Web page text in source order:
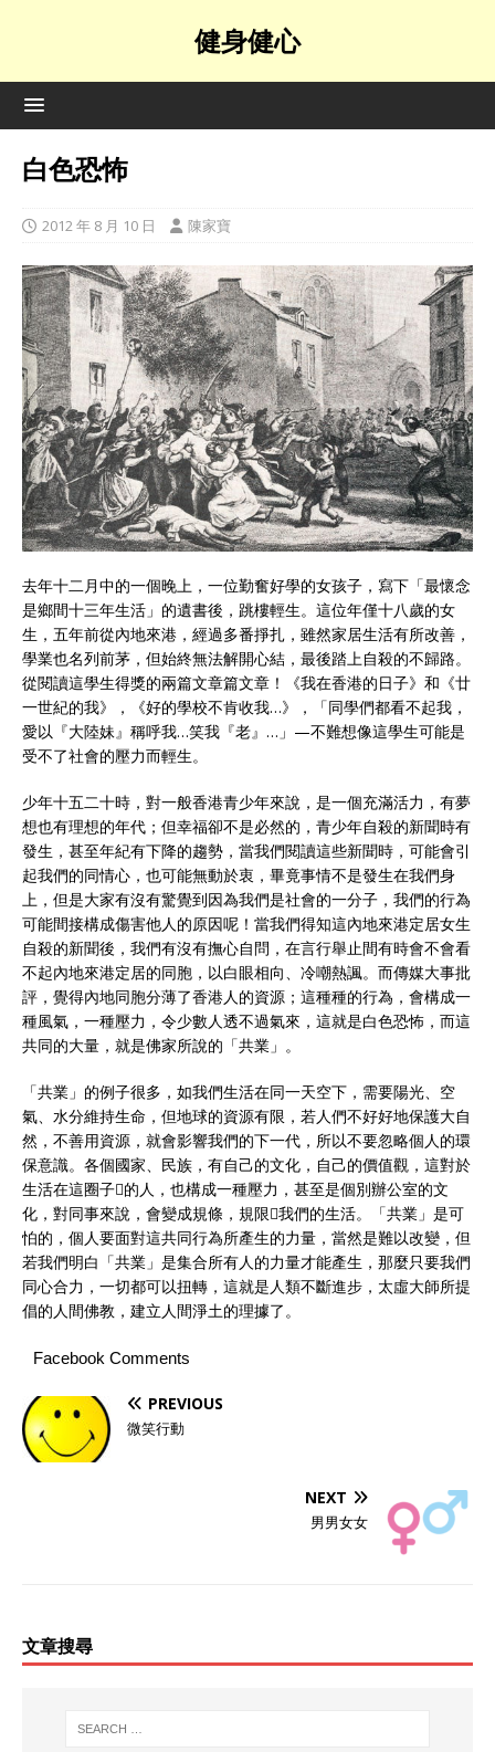
健身健心
白色恐怖
2012 年 8 月 10 日 陳家寶
去年十二月中的一個晚上，一位勤奮好學的女孩子，寫下「最懷念
是鄉間十三年生活」的遺書後，跳樓輕生。這位年僅十八歲的女
生，五年前從內地來港，經過多番掙扎，雖然家居生活有所改善，
學業也名列前茅，但始終無法解開心結，最後踏上自殺的不歸路。
從閱讀這學生得獎的兩篇文章篇文章！《我在香港的日子》和《廿
一世紀的我》，《好的學校不肯收我…》，「同學們都看不起我，
愛以『大陸妹』稱呼我…笑我『老』…」—不難想像這學生可能是
受不了社會的壓力而輕生。
少年十五二十時，對一般香港青少年來說，是一個充滿活力，有夢
想也有理想的年代；但幸福卻不是必然的，青少年自殺的新聞時有
發生，甚至年紀有下降的趨勢，當我們閱讀這些新聞時，可能會引
起我們的同情心，也可能無動於衷，畢竟事情不是發生在我們身
上，但是大家有沒有驚覺到因為我們是社會的一分子，我們的行為
可能間接構成傷害他人的原因呢！當我們得知這內地來港定居女生
自殺的新聞後，我們有沒有撫心自問，在言行舉止間有時會不會看
不起內地來港定居的同胞，以白眼相向、冷嘲熱諷。而傳媒大事批
評，覺得內地同胞分薄了香港人的資源；這種種的行為，會構成一
種風氣，一種壓力，令少數人透不過氣來，這就是白色恐怖，而這
共同的大量，就是佛家所說的「共業」。
「共業」的例子很多，如我們生活在同一天空下，需要陽光、空
氣、水分維持生命，但地球的資源有限，若人們不好好地保護大自
然，不善用資源，就會影響我們的下一代，所以不要忽略個人的環
保意識。各個國家、民族，有自己的文化，自己的價值觀，這對於
生活在這圈子的人，也構成一種壓力，甚至是個別辦公室的文
化，對同事來說，會變成規條，規限我們的生活。「共業」是可
怕的，個人要面對這共同行為所產生的力量，當然是難以改變，但
若我們明白「共業」是集合所有人的力量才能產生，那麼只要我們
同心合力，一切都可以扭轉，這就是人類不斷進步，太虛大師所提
倡的人間佛教，建立人間淨土的理據了。
Facebook Comments
PREVIOUS
微笑行動
NEXT
男男女女
文章搜尋